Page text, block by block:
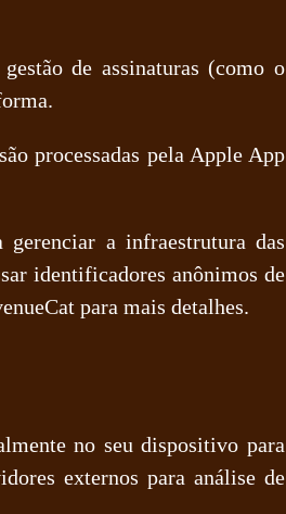
de assinaturas (como o
processadas pela Apple App
a infraestrutura das
identificadores anônimos de
para mais detalhes.
no seu dispositivo para
externos para análise de